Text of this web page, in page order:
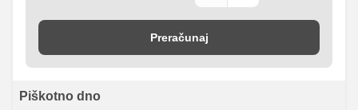
Preračunaj
Piškotno dno